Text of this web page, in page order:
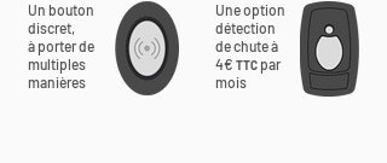
Un bouton
discret,
à porter de
multiples
manières
Une option
détection
de chute à
4€ TTC par
mois